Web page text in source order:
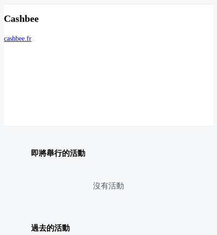
Cashbee
cashbee.fr
即將舉行的活動
沒有活動
過去的活動